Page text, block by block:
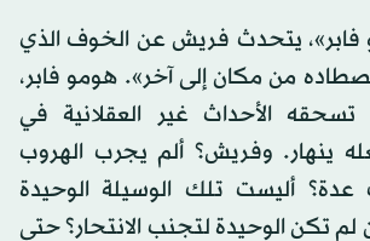
فابر»، يتحدث فريش عن الخوف الذي
من مكان إلى آخر». هومو فابر،
تسحقه الأحداث غير العقلانية في
ينهار. وفريش؟ ألم يجرب الهروب
أليست تلك الوسيلة الوحيدة
لم تكن الوحيدة لتجنب الانتحار؟ حتى